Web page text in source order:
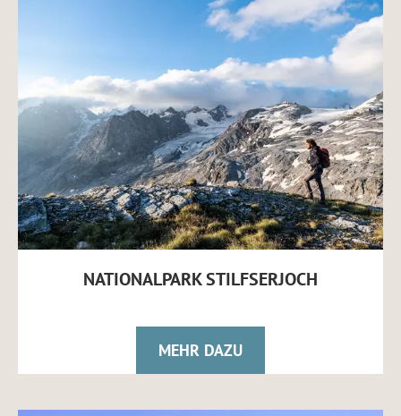
NATIONALPARK STILFSERJOCH
MEHR DAZU